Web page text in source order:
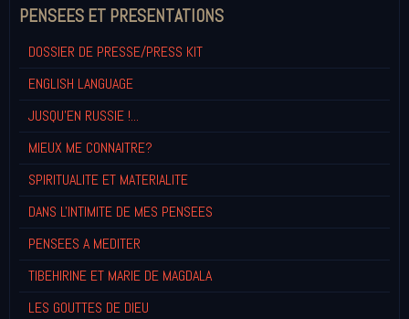
PENSEES ET PRESENTATIONS
DOSSIER DE PRESSE/PRESS KIT
ENGLISH LANGUAGE
JUSQU'EN RUSSIE !...
MIEUX ME CONNAITRE?
SPIRITUALITE ET MATERIALITE
DANS L'INTIMITE DE MES PENSEES
PENSEES A MEDITER
TIBEHIRINE ET MARIE DE MAGDALA
LES GOUTTES DE DIEU